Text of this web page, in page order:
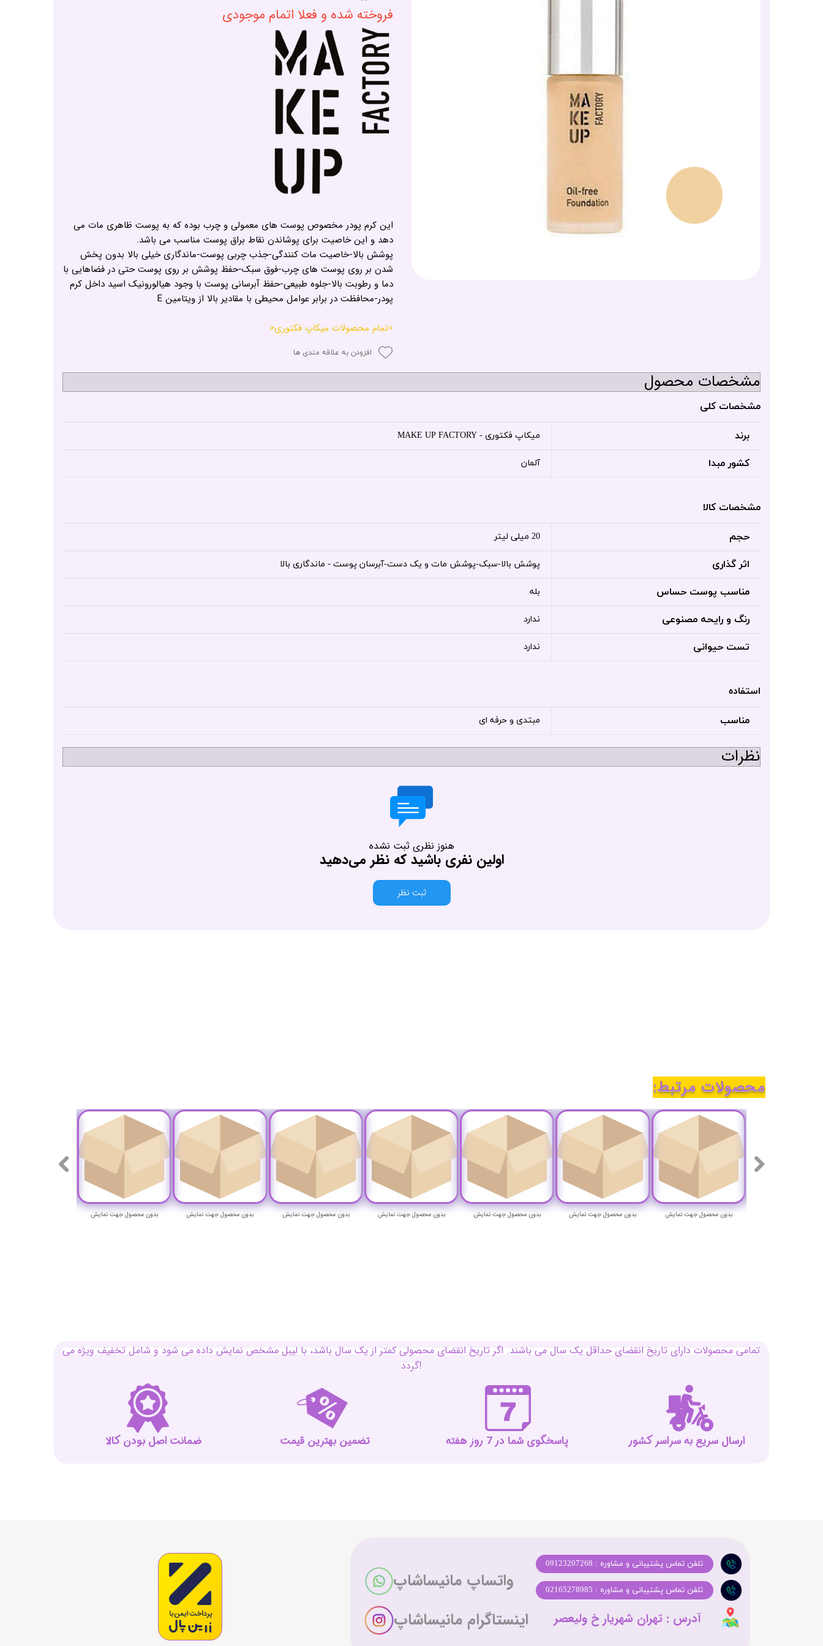
فروخته شده و فعلا اتمام موجودی
این کرم پودر مخصوص پوست های معمولی و چرب بوده که به پوست ظاهری مات می
دهد و این خاصیت برای پوشاندن نقاط براق پوست مناسب می باشد.
پوشش بالا-خاصیت مات کنندگی-جذب چربی پوست-ماندگاری خیلی بالا بدون پخش
شدن بر روی پوست های چرب-فوق سبک-حفظ پوشش بر روی پوست حتی در فضاهایی با
دما و رطوبت بالا-جلوه طبیعی-حفظ آبرسانی پوست با وجود هیالورونیک اسید داخل کرم
پودر-محافظت در برابر عوامل محیطی با مقادیر بالا از ویتامین E
>تمام محصولات میکاپ فکتوری<
افزودن به علاقه مندی ها
مشخصات محصول
مشخصات کلی
برند میکاپ فکتوری - MAKE UP FACTORY
کشور مبدا آلمان
مشخصات کالا
حجم 20 میلی لیتر
اثر گذاری پوشش بالا-سبک-پوشش مات و یک دست-آبرسان پوست - ماندگاری بالا
مناسب پوست حساس بله
رنگ و رایحه مصنوعی ندارد
تست حیوانی ندارد
استفاده
مناسب مبتدی و حرفه ای
نظرات
هنوز نظری ثبت نشده
اولین نفری باشید که نظر می‌دهید
ثبت نظر
بدون محصول جهت نمایش بدون محصول جهت نمایش بدون محصول جهت نمایش بدون محصول جهت نمایش بدون محصول جهت نمایش بدون محصول جهت نمایش بدون محصول جهت نمایش
محصولات مرتبط:
تمامی محصولات دارای تاریخ انقضای حداقل یک سال می باشند. اگر تاریخ انقضای محصولی کمتر از یک سال باشد، با لیبل مشخص نمایش داده می شود و شامل تخفیف ویژه می
گردد!
ضمانت اصل بودن کالا تضمین بهترین قیمت پاسخگوی شما در 7 روز هفته ارسال سریع به سراسر کشور
تلفن تماس پشتیبانی و مشاوره : 09123207268
تلفن تماس پشتیبانی و مشاوره : 02165278985
واتساپ مانیساشاپ
اینستاگرام مانیساشاپ